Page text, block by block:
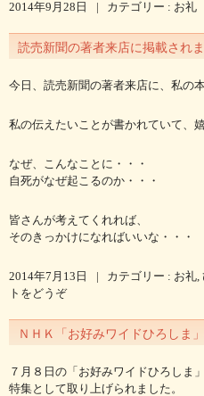
2014年9月28日 | カテゴリー : お礼
読売新聞の著者来店に掲載されま
今日、読売新聞の著者来店に、私の
私の伝えたいことが書かれていて、
なぜ、こんなことに・・・
自死がなぜ起こるのか・・・
皆さんが考えてくれれば、
そのきっかけになればいいな・・・
2014年7月13日 | カテゴリー : お礼,
トをどうぞ
ＮＨＫ「お好みワイドひろしま
７月８日の「お好みワイドひろしま
特集として取り上げられました。